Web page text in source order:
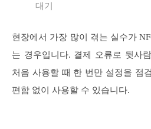
대기
현장에서 가장 많이 겪는 실수가
는 경우입니다. 결제 오류로 뒷사
처음 사용할 때 한 번만 설정을 점
편함 없이 사용할 수 있습니다.